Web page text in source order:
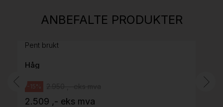
ANBEFALTE PRODUKTER
H05 5600 Swingback-armlene Mørk
Pent brukt
Håg
-15%
2.509 ,- eks mva